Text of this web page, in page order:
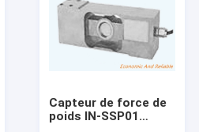
Capteur de force de
poids IN-SSP01